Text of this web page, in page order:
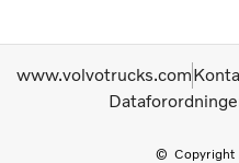
www.volvotrucks.com